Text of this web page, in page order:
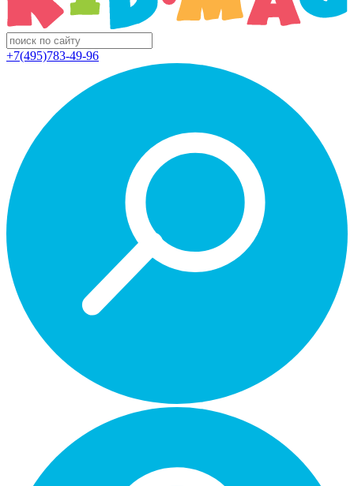
+7(495)783-49-96